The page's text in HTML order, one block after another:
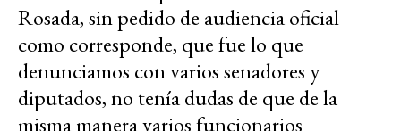
Rosada, sin pedido de audiencia oficial
como corresponde, que fue lo que
denunciamos con varios senadores y
diputados, no tenía dudas de que de la
misma manera varios funcionarios